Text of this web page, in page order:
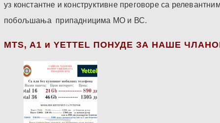
уз константне и конструктивне преговоре са
побољшања припадницима МО и ВС.
МТS, A1 и YETTEL ПОНУДЕ ЗА НАШЕ